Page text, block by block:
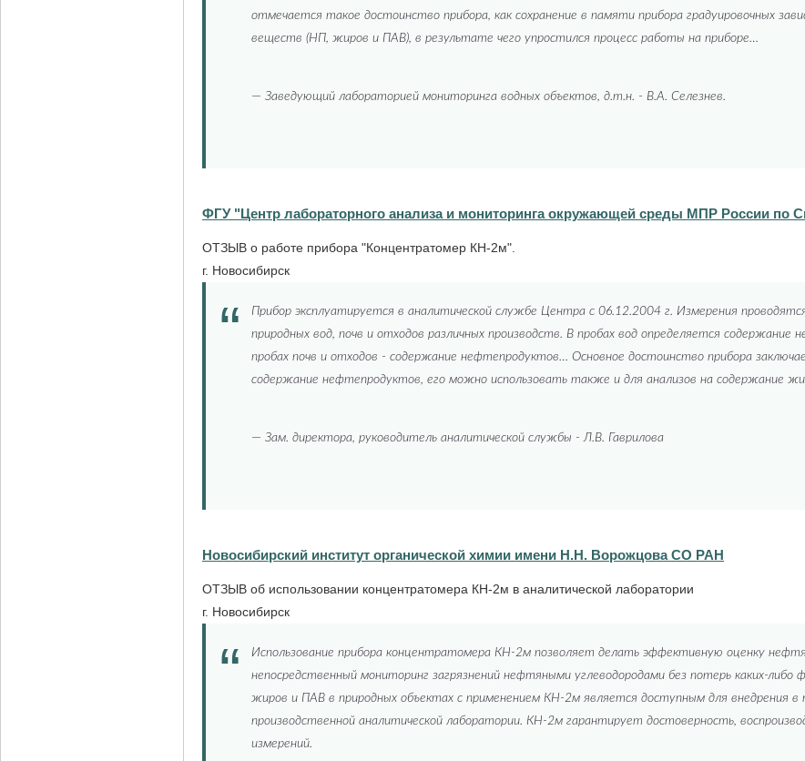
отмечается такое достоинство прибора, как сохранение в памяти прибора градуировочных
веществ (НП, жиров и ПАВ), в результате чего упростился процесс работы на приборе…
— Заведующий лабораторией мониторинга водных объектов, д.т.н. - В.А. Селезнев.
ФГУ "Центр лабораторного анализа и мониторинга окружающей среды МПР России по
ОТЗЫВ о работе прибора "Концентратомер КН-2м".
г. Новосибирск
Прибор эксплуатируется в аналитической службе Центра с 06.12.2004 г. Измерения
природных вод, почв и отходов различных производств. В пробах вод определяется
пробах почв и отходов - содержание нефтепродуктов… Основное достоинство прибора
содержание нефтепродуктов, его можно использовать также и для анализов на содержание
— Зам. директора, руководитель аналитической службы - Л.В. Гаврилова
Новосибирский институт органической химии имени Н.Н. Ворожцова СО РАН
ОТЗЫВ об использовании концентратомера КН-2м в аналитической лаборатории
г. Новосибирск
Использование прибора концентратомера КН-2м позволяет делать эффективную оценку
непосредственный мониторинг загрязнений нефтяными углеводородами без потерь каких-либо
жиров и ПАВ в природных объектах с применением КН-2м является доступным для внедрения
производственной аналитической лаборатории. КН-2м гарантирует достоверность,
измерений.